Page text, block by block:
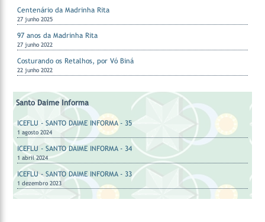
Centenário da Madrinha Rita
27 junho 2025
97 anos da Madrinha Rita
27 junho 2022
Costurando os Retalhos, por Vó Biná
22 junho 2022
Santo Daime Informa
ICEFLU - SANTO DAIME INFORMA - 35
1 agosto 2024
ICEFLU - SANTO DAIME INFORMA - 34
1 abril 2024
ICEFLU - SANTO DAIME INFORMA - 33
1 dezembro 2023